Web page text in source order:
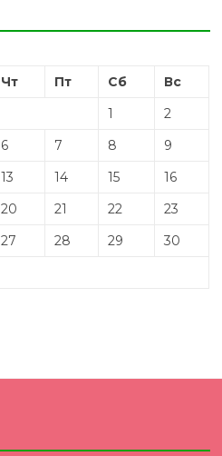
Чт Пт Сб
Вс
1
2
6 7 8
9
13 14 15
16
20 21 22
23
27 28 29
30